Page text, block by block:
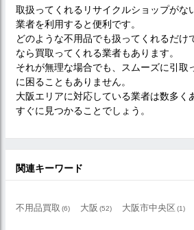
取扱ってくれるリサイクルショップがな
業者を利用すると便利です。
どのような不用品でも扱ってくれるだけ
なら買取ってくれる業者もあります。
それが無理な場合でも、スムーズに引取
に困ることもありません。
大阪エリアに対応している業者は数多く
すぐに見つかることでしょう。
関連キーワード
不用品買取 (6) 大阪 (52) 大阪市中央区 (1)